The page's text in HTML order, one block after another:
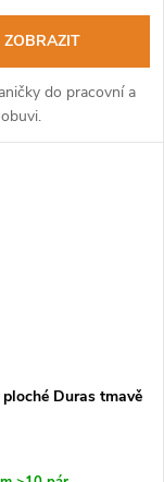
ZOBRAZIT
do pracovní a
Duras tmavě